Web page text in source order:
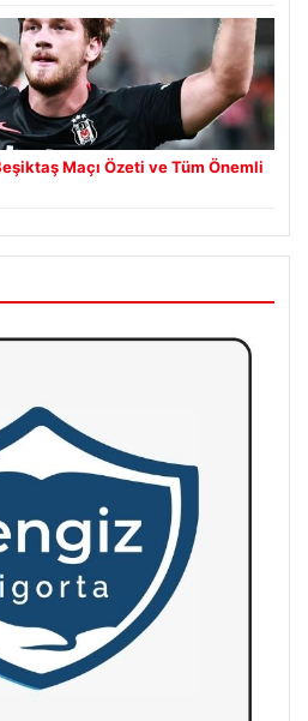
Maçı Özeti ve Tüm Önemli